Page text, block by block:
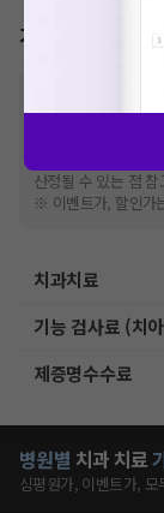
가격표
한 가격은 해당 의료
격입니다. (진료와
산정될 수 있는 점
※ 이벤트가, 할인가
치과치료
기능 검사료 (치
제증명수수료
병원별 치과 치료
심평원가, 이벤트가, 모